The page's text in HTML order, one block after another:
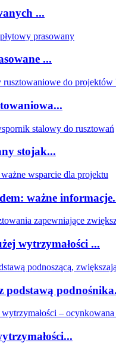
...
...
stojak...
ważne
wytrzymałości ...
podstawą